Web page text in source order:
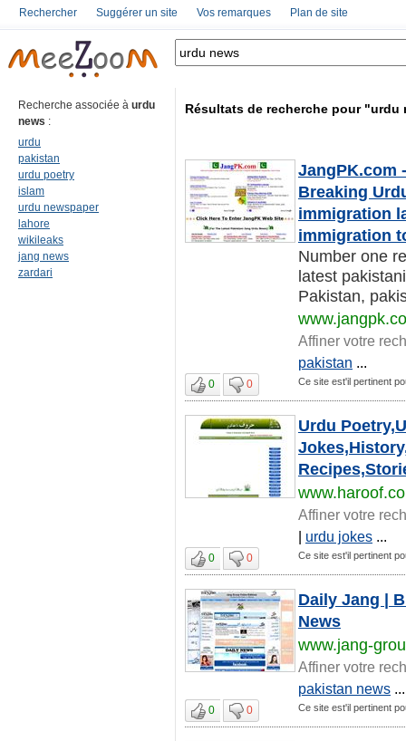
Rechercher Suggérer un site Vos remarques Plan de site
Recherche associée à urdu
news :
urdu
pakistan
urdu poetry
islam
urdu newspaper
lahore
wikileaks
jang news
zardari
Résultats de recherche pour "urdu
JangPK.com
Breaking
immigration
immigration
Number one
latest
Pakistan,
Affiner votre
pakistan ...
0 0 Ce site est'il pertinent
Urdu
Affiner votre
| urdu jokes ...
0 0 Ce site est'il pertinent
Daily Jang |
News
www.jang-
Affiner votre
pakistan news ...
0 0 Ce site est'il pertinent